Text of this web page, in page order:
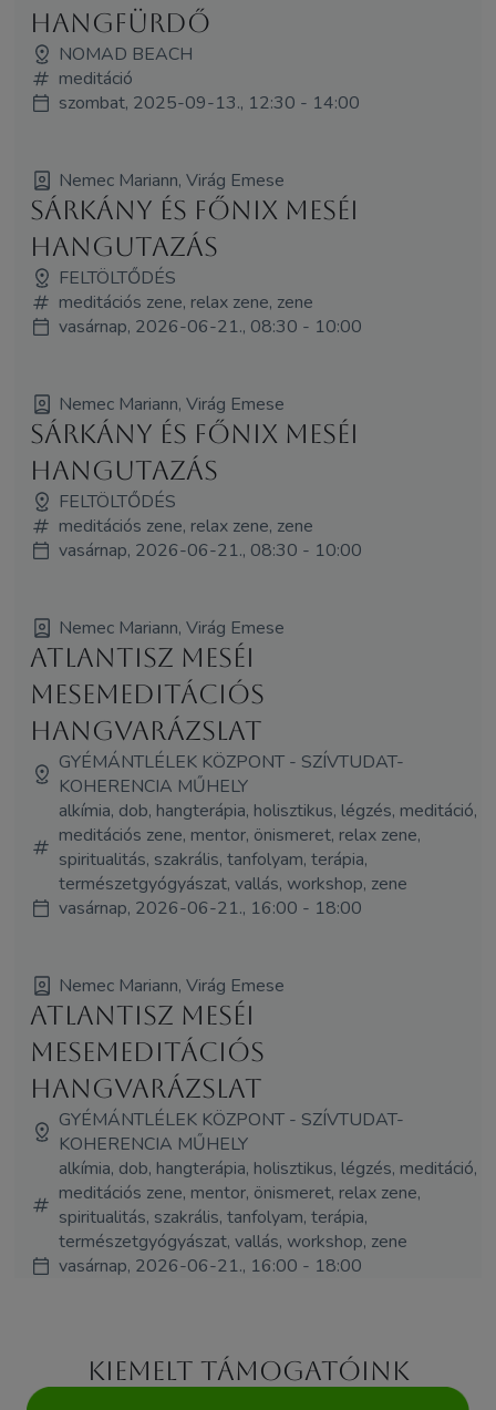
HANGFÜRDŐ
NOMAD BEACH
meditáció
szombat, 2025-09-13., 12:30 - 14:00
Nemec Mariann, Virág Emese
Sárkány és Főnix meséi
hangutazás
FELTÖLTŐDÉS
meditációs zene, relax zene, zene
vasárnap, 2026-06-21., 08:30 - 10:00
Nemec Mariann, Virág Emese
Sárkány és Főnix meséi
hangutazás
FELTÖLTŐDÉS
meditációs zene, relax zene, zene
vasárnap, 2026-06-21., 08:30 - 10:00
Nemec Mariann, Virág Emese
Atlantisz Meséi
mesemeditációs
hangvarázslat
GYÉMÁNTLÉLEK KÖZPONT - SZÍVTUDAT-
KOHERENCIA MŰHELY
alkímia, dob, hangterápia, holisztikus, légzés, meditáció,
meditációs zene, mentor, önismeret, relax zene,
spiritualitás, szakrális, tanfolyam, terápia,
természetgyógyászat, vallás, workshop, zene
vasárnap, 2026-06-21., 16:00 - 18:00
Nemec Mariann, Virág Emese
Atlantisz Meséi
mesemeditációs
hangvarázslat
GYÉMÁNTLÉLEK KÖZPONT - SZÍVTUDAT-
KOHERENCIA MŰHELY
alkímia, dob, hangterápia, holisztikus, légzés, meditáció,
meditációs zene, mentor, önismeret, relax zene,
spiritualitás, szakrális, tanfolyam, terápia,
természetgyógyászat, vallás, workshop, zene
vasárnap, 2026-06-21., 16:00 - 18:00
Kiemelt támogatóink